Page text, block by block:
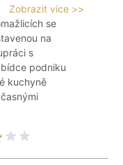
Zobrazit více >>
se
na
s
podniku
kuchyně